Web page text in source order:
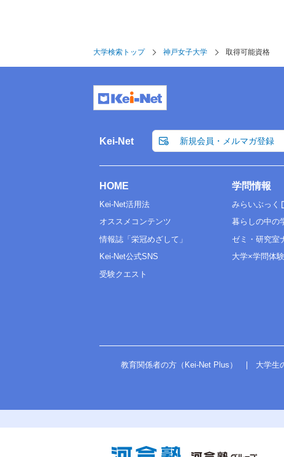
大学検索トップ 神戸女子大学 取得可能資格
Kei-Net 新規会員・メルマガ登録
HOME
Kei-Net活用法
オススメコンテンツ
情報誌「栄冠めざして」
Kei-Net公式SNS
受験クエスト
学問情報
みらいぶっく
暮らしの中の
ゼミ・研究室
大学×学問体
教育関係者の方（Kei-Net Plus） 大学生